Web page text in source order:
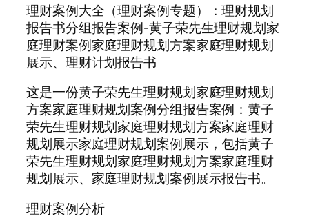
理财案例大全（理财案例专题）：理财规划
报告书分组报告案例-黄子荣先生理财规划家
庭理财案例家庭理财规划方案家庭理财规划
展示、理财计划报告书
这是一份黄子荣先生理财规划家庭理财规划
方案家庭理财规划案例分组报告案例：黄子
荣先生理财规划家庭理财规划方案家庭理财
规划展示家庭理财规划案例展示，包括黄子
荣先生理财规划家庭理财规划方案家庭理财
规划展示、家庭理财规划案例展示报告书。
理财案例分析